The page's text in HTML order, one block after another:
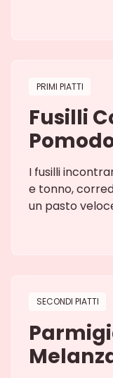
PRIMI PIATTI
Fusilli
I fusilli
e tonno,
un pasto
SECONDI PIATTI